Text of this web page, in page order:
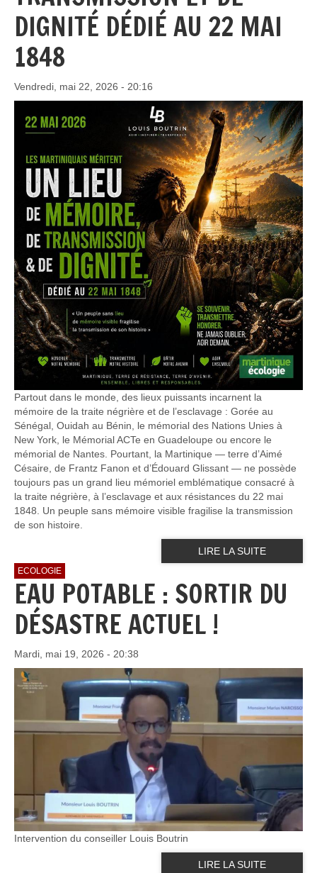
DIGNITÉ DÉDIÉ AU 22 MAI
1848
Vendredi, mai 22, 2026 - 20:16
Partout dans le monde, des lieux puissants incarnent la
mémoire de la traite négrière et de l’esclavage : Gorée au
Sénégal, Ouidah au Bénin, le mémorial des Nations Unies à
New York, le Mémorial ACTe en Guadeloupe ou encore le
mémorial de Nantes. Pourtant, la Martinique — terre d’Aimé
Césaire, de Frantz Fanon et d’Édouard Glissant — ne possède
toujours pas un grand lieu mémoriel emblématique consacré à
la traite négrière, à l’esclavage et aux résistances du 22 mai
1848. Un peuple sans mémoire visible fragilise la transmission
de son histoire.
LIRE LA SUITE
ECOLOGIE
EAU POTABLE : SORTIR DU
DÉSASTRE ACTUEL !
Mardi, mai 19, 2026 - 20:38
Intervention du conseiller Louis Boutrin
LIRE LA SUITE